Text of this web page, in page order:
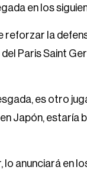
en los
reforzar la
Paris Saint
es otro
Japón, estaría
anunciará en